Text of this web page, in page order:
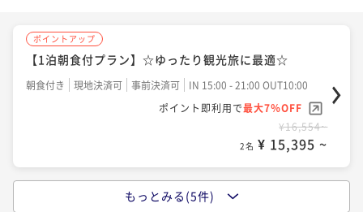
ポイントアップ
【土地の恵み会席】知多の恵み
二食付き 現地決済可 事前決済可
IN 15:00 - 18:00 OUT10:00
ポイント即利用で最大7％OFF
¥27,920~
2名 ¥ 25,965 ~
ポイントアップ
【1泊朝食付プラン】☆ゆったり観光旅に最適☆
朝食付き 現地決済可 事前決済可
IN 15:00 - 21:00 OUT10:00
ポイント即利用で最大7％OFF
¥16,554~
2名 ¥ 15,395 ~
もっとみる(5件)